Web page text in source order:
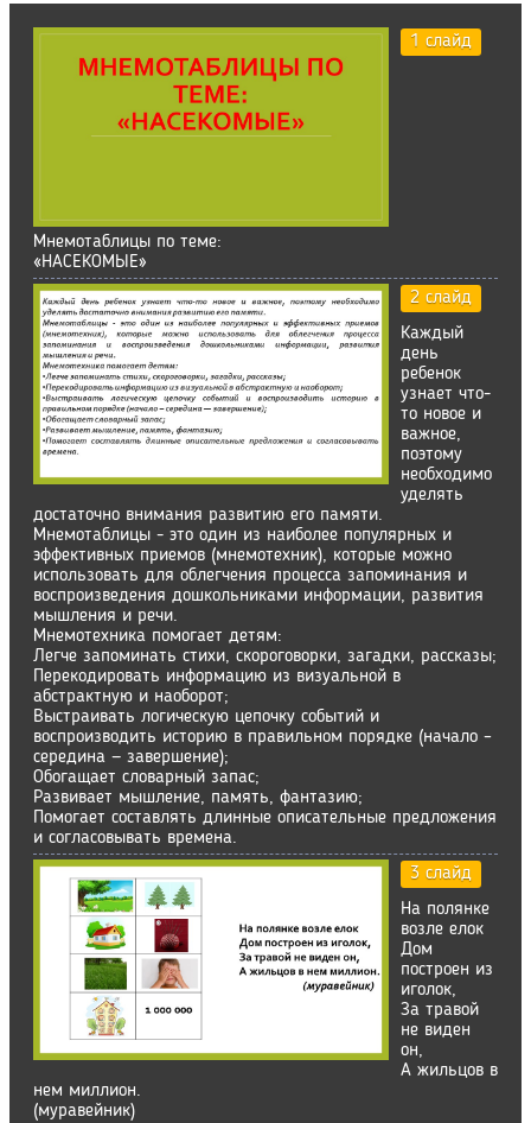
1 слайд
Мнемотаблицы по теме:
«НАСЕКОМЫЕ»
2 слайд
Каждый
день
ребенок
узнает что-
то новое и
важное,
поэтому
необходимо
уделять
достаточно внимания развитию его памяти.
Мнемотаблицы - это один из наиболее популярных и
эффективных приемов (мнемотехник), которые можно
использовать для облегчения процесса запоминания и
воспроизведения дошкольниками информации, развития
мышления и речи.
Мнемотехника помогает детям:
Легче запоминать стихи, скороговорки, загадки, рассказы;
Перекодировать информацию из визуальной в
абстрактную и наоборот;
Выстраивать логическую цепочку событий и
воспроизводить историю в правильном порядке (начало –
середина — завершение);
Обогащает словарный запас;
Развивает мышление, память, фантазию;
Помогает составлять длинные описательные предложения
и согласовывать времена.
3 слайд
На полянке
возле елок
Дом
построен из
иголок,
За травой
не виден
он,
А жильцов в
нем миллион.
(муравейник)